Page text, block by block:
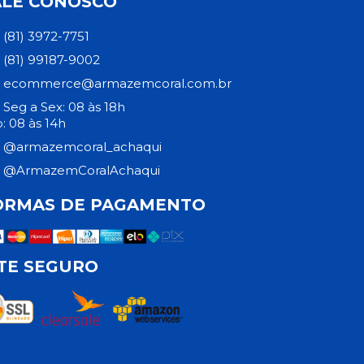
(81) 3972-7751
(81) 99187-9002
ecommerce@armazemcoral.com.br
Seg a Sex: 08 às 18h
08 às 14h
@armazemcoral_achaqui
@ArmazemCoralAchaqui
DE PAGAMENTO
SEGURO